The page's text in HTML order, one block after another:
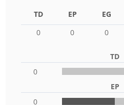
TD EP EG
0
0 0
TD
0
EP
0